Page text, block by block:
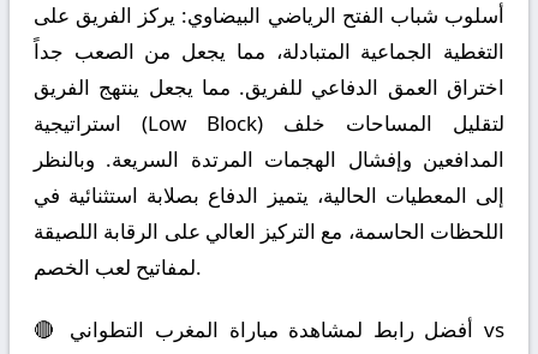
أسلوب شباب الفتح الرياضي البيضاوي: يركز الفريق على
التغطية الجماعية المتبادلة، مما يجعل من الصعب جداً
اختراق العمق الدفاعي للفريق. مما يجعل ينتهج الفريق
استراتيجية (Low Block) لتقليل المساحات خلف
المدافعين وإفشال الهجمات المرتدة السريعة. وبالنظر
إلى المعطيات الحالية، يتميز الدفاع بصلابة استثنائية في
اللحظات الحاسمة، مع التركيز العالي على الرقابة اللصيقة
لمفاتيح لعب الخصم.
🔴 أفضل رابط لمشاهدة مباراة المغرب التطواني vs